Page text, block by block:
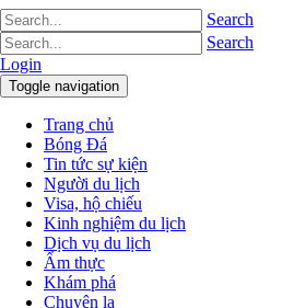
Search
Search
Login
Toggle navigation
Trang chủ
Bóng Đá
Tin tức sự kiện
Người du lịch
Visa, hộ chiếu
Kinh nghiệm du lịch
Dịch vụ du lịch
Ẩm thực
Khám phá
Chuyện lạ